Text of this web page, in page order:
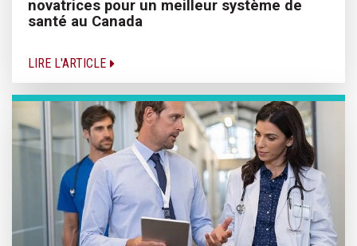
novatrices pour un meilleur système de
santé au Canada
LIRE L'ARTICLE